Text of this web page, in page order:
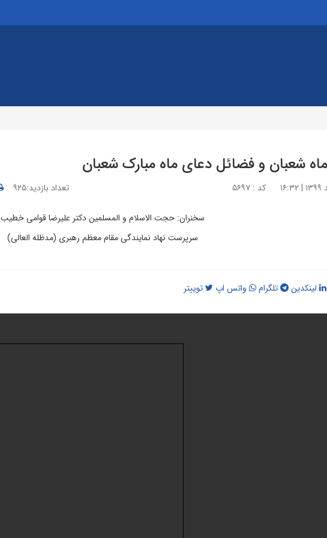
شعبان و فضائل دعای ماه مبارک شعبان
کد : ۵۶۹۷ تعداد بازدید:۹۲۵
سخنران: حجت الاسلام و المسلمین دکتر علیرضا قوامی خطیب
سرپرست نهاد نمایندگی مقام معظم رهبری (مدظله العالی)
لینکدین تلگرام واتس اپ توییتر